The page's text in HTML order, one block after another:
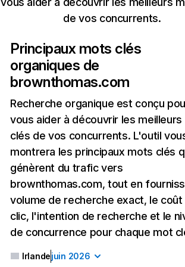
de vos concurrents.
Principaux mots clés
organiques de
brownthomas.com
Recherche organique est conçu
vous aider à découvrir les
clés de vos concurrents. L'outil
montrera les principaux mots clés
génèrent du trafic vers
brownthomas.com, tout en
volume de recherche exact, le coût
clic, l'intention de recherche et le
de concurrence pour chaque mot
Irlandejuin 2026